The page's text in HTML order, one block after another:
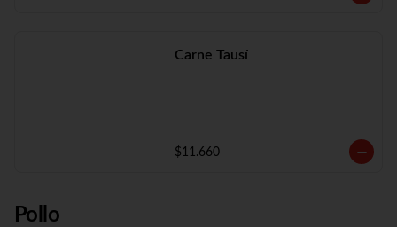
Carne Tausí
$11.660
Pollo